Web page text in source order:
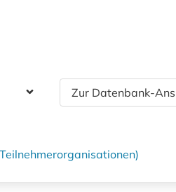
Zur Datenbank-